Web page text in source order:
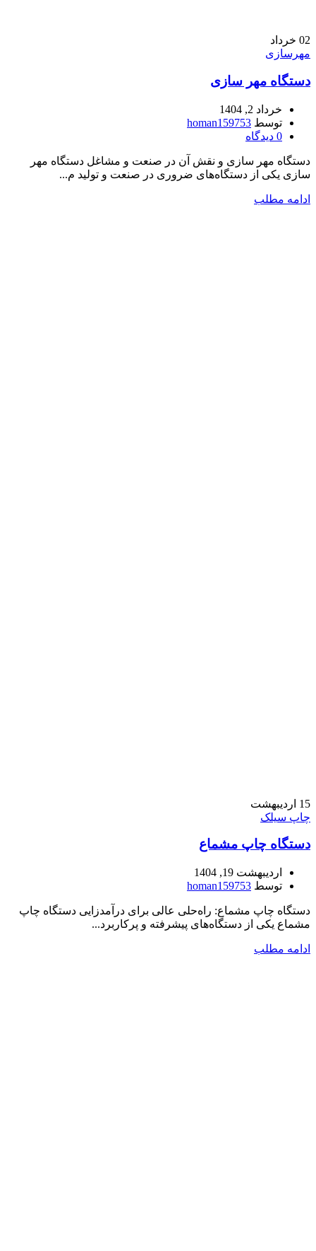
02 خرداد
مهرسازی
دستگاه مهر سازی
خرداد 2, 1404
توسط homan159753
0 دیدگاه
دستگاه مهر سازی و نقش آن در صنعت و مشاغل دستگاه‌ مهر
سازی یکی از دستگاه‌های ضروری در صنعت و تولید م...
ادامه مطلب
15 اردیبهشت
چاپ سیلک
دستگاه چاپ مشماع
اردیبهشت 19, 1404
توسط homan159753
دستگاه چاپ مشماع: راه‌حلی عالی برای درآمدزایی دستگاه چاپ
مشماع یکی از دستگاه‌های پیشرفته و پرکاربرد...
ادامه مطلب